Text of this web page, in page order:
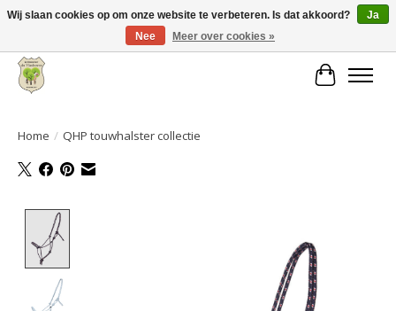
Grote keuze aan producten en snelle verzending!
Home / QHP touwhalster collectie
Wij slaan cookies op om onze website te verbeteren. Is dat akkoord?
Ja
Nee
Meer over cookies »